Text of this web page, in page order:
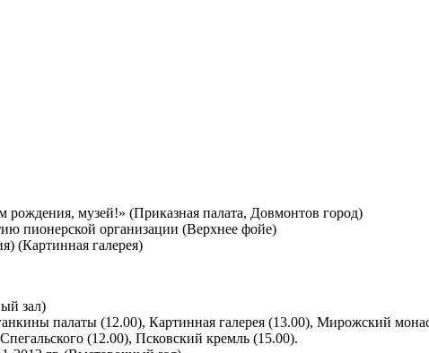
музей!» (Приказная палата, Довмонтов город)
пионерской организации (Верхнее фойе)
(Картинная галерея)
зал)
палаты (12.00), Картинная галерея (13.00), Мирожский
(12.00), Псковский кремль (15.00).